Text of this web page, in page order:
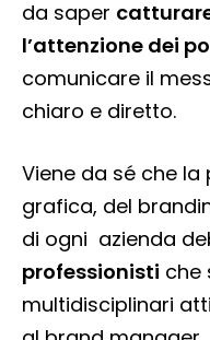
da saper
l’attenzione dei
comunicare il
chiaro e diretto.
Viene da sé che
grafica, del
di ogni azienda
professionisti che
multidisciplinari